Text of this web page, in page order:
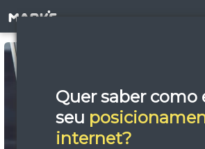
Quer saber como
seu
internet?